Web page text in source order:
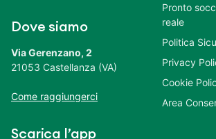
Dove siamo
Via Gerenzano, 2
21053 Castellanza (VA)
Come raggiungerci
Scarica l’app
Pronto
reale
Politica
Privacy
Cookie
Area